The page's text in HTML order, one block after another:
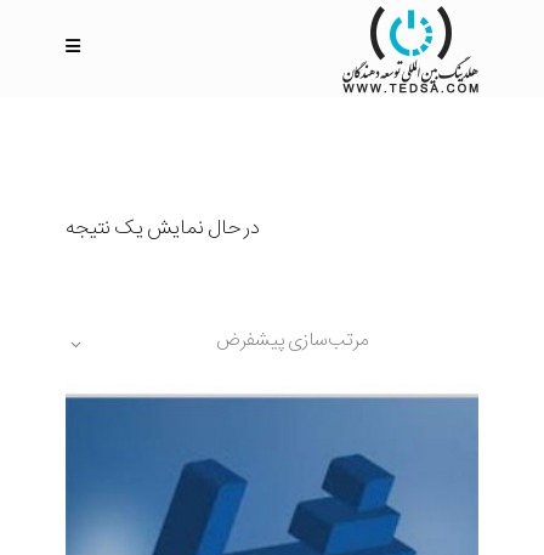
در حال نمایش یک نتیجه
مرتب‌سازی پیشفرض